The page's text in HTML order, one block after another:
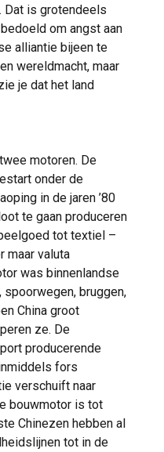
Dat is grotendeels
om angst aan
alliantie bijeen te
wereldmacht, maar
je dat het land
motoren. De
onder de
in de jaren ’80
te gaan produceren
tot textiel –
maar valuta
was binnenlandse
spoorwegen, bruggen,
China groot
ze. De
producerende
fors
verschuift naar
bouwmotor is tot
Chinezen hebben al
tot in de